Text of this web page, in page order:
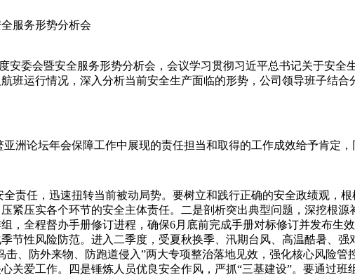
服务形势分析会
委会暨安全服务形势分析会，会议学习贯彻习近平总书记关于安
班运行情况，深入分析当前安全生产面临的形势，公司领导班子结
洲论坛年会保障工作中展现的责任担当和取得的工作成效给予肯定，
责任，迅速扭转当前被动局势。要树立和践行正确的安全政绩观，根
紧压实各个环节的安全主体责任。二是剖析突出典型问题，深挖根
，全程督办手册修订进程，确保6月底前完成手册对标修订并发布
节性风险防范。进入二季度，受夏秋换季、汛期台风、高温酷暑、
击、防外来物、防跑道侵入”两大专项整治落地见效，强化核心风险
关爱工作。四是锤炼人员优良安全作风，严抓“三基建设”。要通过